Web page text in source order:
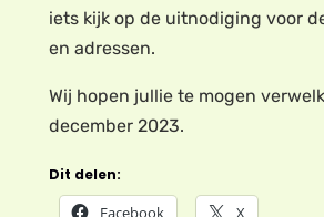
iets kijk op de uitnodiging voor
en adressen.
Wij hopen jullie te mogen
december 2023.
Dit delen:
Facebook X